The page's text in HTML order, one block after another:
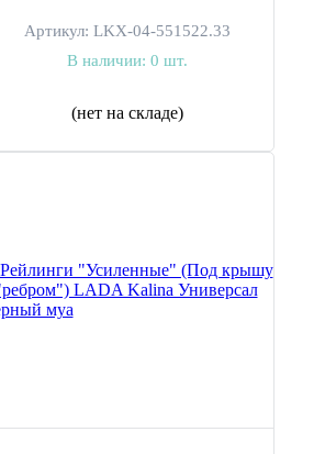
Артикул: LKX-04-551522.33
В наличии: 0 шт.
(нет на складе)